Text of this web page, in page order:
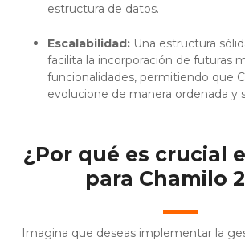
estructura de datos.
Escalabilidad: Una estructura
facilita la incorporación de futuras
funcionalidades, permitiendo que
evolucione de manera ordenada y
¿Por qué es crucial
para Chamilo
Imagina que deseas implementar la